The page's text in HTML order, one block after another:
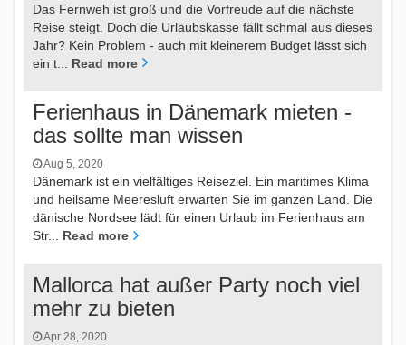
Das Fernweh ist groß und die Vorfreude auf die nächste
Reise steigt. Doch die Urlaubskasse fällt schmal aus dieses
Jahr? Kein Problem - auch mit kleinerem Budget lässt sich
ein t... Read more
Ferienhaus in Dänemark mieten -
das sollte man wissen
Aug 5, 2020
Dänemark ist ein vielfältiges Reiseziel. Ein maritimes Klima
und heilsame Meeresluft erwarten Sie im ganzen Land. Die
dänische Nordsee lädt für einen Urlaub im Ferienhaus am
Str... Read more
Mallorca hat außer Party noch viel
mehr zu bieten
Apr 28, 2020